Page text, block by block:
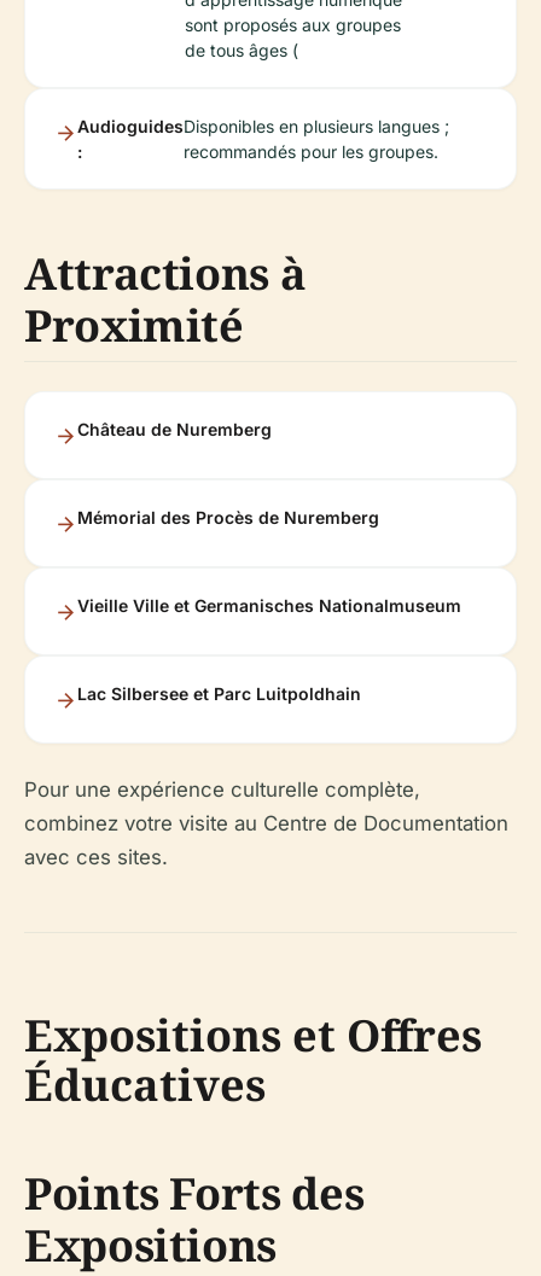
sont proposés aux groupes
de tous âges (
Audioguides
:
Disponibles en plusieurs langues ;
recommandés pour les groupes.
Attractions à
Proximité
Château de Nuremberg
Mémorial des Procès de Nuremberg
Vieille Ville et Germanisches Nationalmuseum
Lac Silbersee et Parc Luitpoldhain
Pour une expérience culturelle complète,
combinez votre visite au Centre de Documentation
avec ces sites.
Expositions et Offres
Éducatives
Points Forts des
Expositions